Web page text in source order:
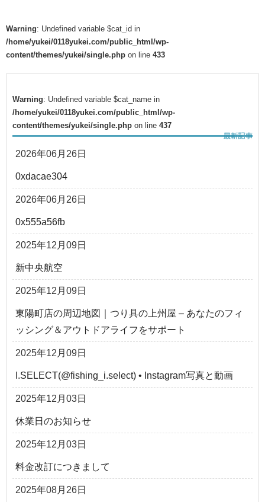
Warning: Undefined variable $cat_id in
/home/yukei/0118yukei.com/public_html/wp-
content/themes/yukei/single.php on line 433
Warning: Undefined variable $cat_name in
/home/yukei/0118yukei.com/public_html/wp-
content/themes/yukei/single.php on line 437
2026年06月26日
0xdacae304
2026年06月26日
0x555a56fb
2025年12月09日
新中央航空
2025年12月09日
東陽町店の周辺地図｜つり具の上州屋 – あなたのフィ
ッシング＆アウトドアライフをサポート
2025年12月09日
I.SELECT(@fishing_i.select) • Instagram写真と動画
2025年12月03日
休業日のお知らせ
2025年12月03日
料金改訂につきまして
2025年08月26日